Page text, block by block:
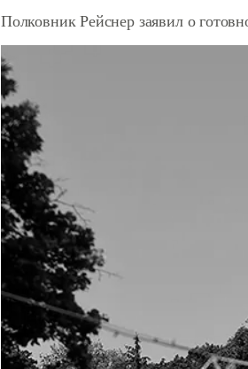
Полковник Рейснер заявил о